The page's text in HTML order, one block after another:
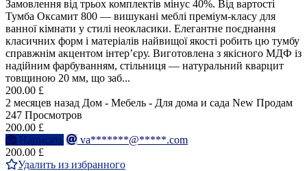
Замовлення від трьох комплектів мінус 40%. Від вартості
Тумба Оксамит 800 — вишукані меблі преміум-класу для
ванної кімнати у стилі неокласики. Елегантне поєднання
класичних форм і матеріалів найвищої якості робить цю тумбу
справжнім акцентом інтер’єру. Виготовлена з якісного МДФ із
надійним фарбуванням, стільниця — натуральний кварцит
товщиною 20 мм, що заб...
200.00 £
2 месяцев назад Дом - Мебель - Для дома и сада New Продам
247 Просмотров
200.00 £
Написать
va*******@*****.com
200.00 £
Удалить из избранного